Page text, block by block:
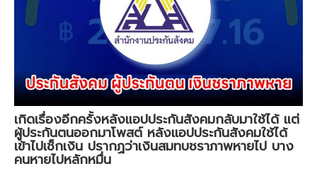
เกิดเรื่องอีกครั้งหลังแอปประกันสังคมกลับมาใช้ได้ แต่
ผู้ประกันตนออกมาโพสต์ หลังเเอปประกันสังคมใช้ได้
เข้าไปเช็กเงิน ปรากฏว่าเงินสมทบชราภาพหายไป บาง
คนหายไปหลักหมื่น